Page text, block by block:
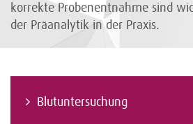
korrekte Probenentnahme sind
der Präanalytik in der Praxis.
Blutuntersuchung